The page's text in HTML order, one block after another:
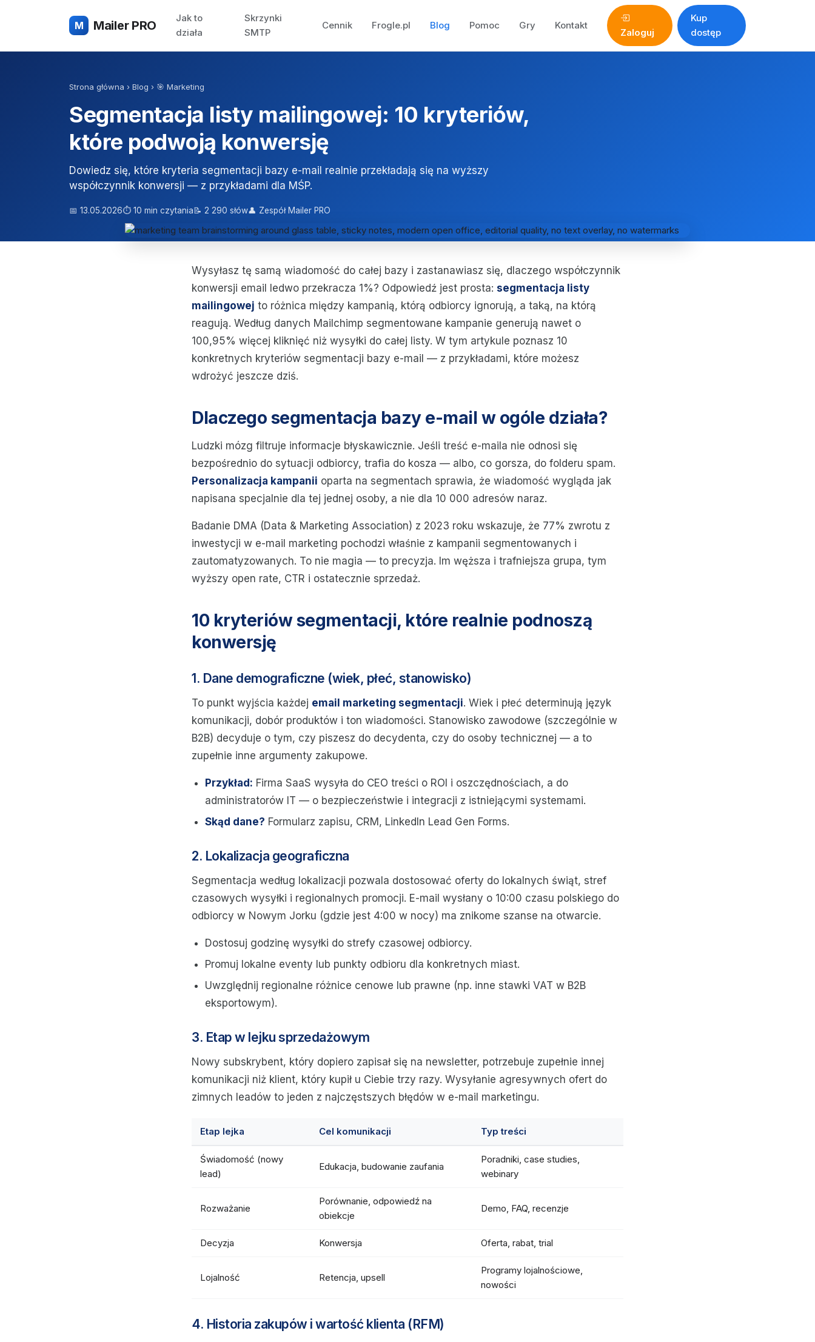
M Mailer PRO
Jak to
działa
Skrzynki
SMTP
Cennik Frogle.pl Blog Pomoc Gry Kontakt
Zaloguj
Kup
dostęp
Strona główna › Blog › 🎯 Marketing
Segmentacja listy mailingowej: 10 kryteriów,
które podwoją konwersję
Dowiedz się, które kryteria segmentacji bazy e-mail realnie przekładają się na wyższy
współczynnik konwersji — z przykładami dla MŚP.
📅 13.05.2026⏱ 10 min czytania📝 2 290 słów👤 Zespół Mailer PRO
Wysyłasz tę samą wiadomość do całej bazy i zastanawiasz się, dlaczego współczynnik
konwersji email ledwo przekracza 1%? Odpowiedź jest prosta: segmentacja listy
mailingowej to różnica między kampanią, którą odbiorcy ignorują, a taką, na którą
reagują. Według danych Mailchimp segmentowane kampanie generują nawet o
100,95% więcej kliknięć niż wysyłki do całej listy. W tym artykule poznasz 10
konkretnych kryteriów segmentacji bazy e-mail — z przykładami, które możesz
wdrożyć jeszcze dziś.
Dlaczego segmentacja bazy e-mail w ogóle działa?
Ludzki mózg filtruje informacje błyskawicznie. Jeśli treść e-maila nie odnosi się
bezpośrednio do sytuacji odbiorcy, trafia do kosza — albo, co gorsza, do folderu spam.
Personalizacja kampanii oparta na segmentach sprawia, że wiadomość wygląda jak
napisana specjalnie dla tej jednej osoby, a nie dla 10 000 adresów naraz.
Badanie DMA (Data & Marketing Association) z 2023 roku wskazuje, że 77% zwrotu z
inwestycji w e-mail marketing pochodzi właśnie z kampanii segmentowanych i
zautomatyzowanych. To nie magia — to precyzja. Im węższa i trafniejsza grupa, tym
wyższy open rate, CTR i ostatecznie sprzedaż.
10 kryteriów segmentacji, które realnie podnoszą
konwersję
1. Dane demograficzne (wiek, płeć, stanowisko)
To punkt wyjścia każdej email marketing segmentacji. Wiek i płeć determinują język
komunikacji, dobór produktów i ton wiadomości. Stanowisko zawodowe (szczególnie w
B2B) decyduje o tym, czy piszesz do decydenta, czy do osoby technicznej — a to
zupełnie inne argumenty zakupowe.
Przykład: Firma SaaS wysyła do CEO treści o ROI i oszczędnościach, a do
administratorów IT — o bezpieczeństwie i integracji z istniejącymi systemami.
Skąd dane? Formularz zapisu, CRM, LinkedIn Lead Gen Forms.
2. Lokalizacja geograficzna
Segmentacja według lokalizacji pozwala dostosować oferty do lokalnych świąt, stref
czasowych wysyłki i regionalnych promocji. E-mail wysłany o 10:00 czasu polskiego do
odbiorcy w Nowym Jorku (gdzie jest 4:00 w nocy) ma znikome szanse na otwarcie.
Dostosuj godzinę wysyłki do strefy czasowej odbiorcy.
Promuj lokalne eventy lub punkty odbioru dla konkretnych miast.
Uwzględnij regionalne różnice cenowe lub prawne (np. inne stawki VAT w B2B
eksportowym).
3. Etap w lejku sprzedażowym
Nowy subskrybent, który dopiero zapisał się na newsletter, potrzebuje zupełnie innej
komunikacji niż klient, który kupił u Ciebie trzy razy. Wysyłanie agresywnych ofert do
zimnych leadów to jeden z najczęstszych błędów w e-mail marketingu.
Etap lejka Cel komunikacji Typ treści
Świadomość (nowy
lead)
Edukacja, budowanie zaufania
Poradniki, case studies,
webinary
Rozważanie
Porównanie, odpowiedź na
obiekcje
Demo, FAQ, recenzje
Decyzja Konwersja Oferta, rabat, trial
Lojalność Retencja, upsell
Programy lojalnościowe,
nowości
4. Historia zakupów i wartość klienta (RFM)